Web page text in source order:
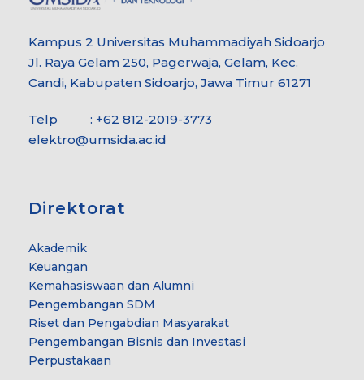
Kampus 2 Universitas Muhammadiyah Sidoarjo
Jl. Raya Gelam 250, Pagerwaja, Gelam, Kec.
Candi, Kabupaten Sidoarjo, Jawa Timur 61271
Telp : +62 812-2019-3773
elektro@umsida.ac.id
Direktorat
Akademik
Keuangan
Kemahasiswaan dan Alumni
Pengembangan SDM
Riset dan Pengabdian Masyarakat
Pengembangan Bisnis dan Investasi
Perpustakaan